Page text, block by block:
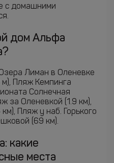
с домашними
дом Альфа
Лиман в Оленевке
Пляж Кемпинга
Солнечная
за Оленевкой (1.9 км),
Пляж у наб. Горького
(69 км).
какие
места